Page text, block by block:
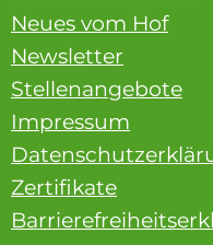
Neues vom Hof
Newsletter
Stellenangebote
Impressum
Zertifikate